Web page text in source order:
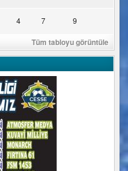
4 7 9
Tüm tabloyu görüntüle